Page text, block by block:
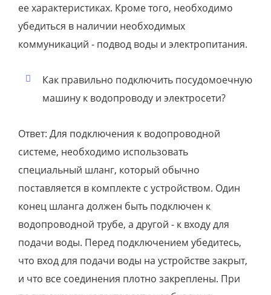
ее характеристиках. Кроме того, необходимо
убедиться в наличии необходимых
коммуникаций - подвод воды и электропитания.
Как правильно подключить посудомоечную
машину к водопроводу и электросети?
Ответ: Для подключения к водопроводной
системе, необходимо использовать
специальный шланг, который обычно
поставляется в комплекте с устройством. Один
конец шланга должен быть подключен к
водопроводной трубе, а другой - к входу для
подачи воды. Перед подключением убедитесь,
что вход для подачи воды на устройстве закрыт,
и что все соединения плотно закреплены. При